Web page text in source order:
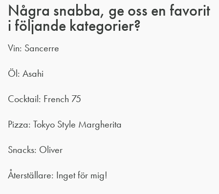
Några snabba, ge oss en favorit
i följande kategorier?
Vin: Sancerre
Öl: Asahi
Cocktail: French 75
Pizza: Tokyo Style Margherita
Snacks: Oliver
Återställare: Inget för mig!